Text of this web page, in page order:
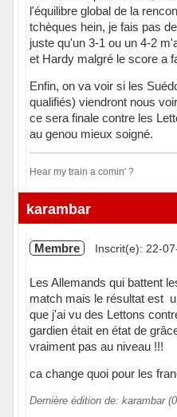
l'équilibre global de la
tchèques hein, je fais pas
juste qu'un 3-1 ou un 4-2
et Hardy malgré le score a
Enfin, on va voir si les
qualifiés) viendront nous
ce sera finale contre les
au genou mieux soigné.
Hear my train a comin' ?
Hors ligne
karambar
Membre Inscrit(e): 22-
Les Allemands qui battent
match mais le résultat est
que j'ai vu des Lettons
gardien était en état de
vraiment pas au niveau !!!
ca change quoi pour les
Dernière édition de: karambar